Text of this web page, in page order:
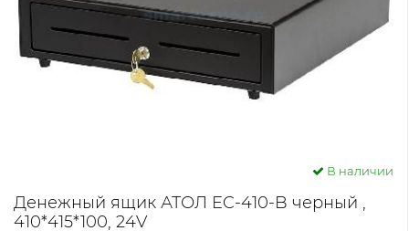
В наличии
Денежный ящик АТОЛ EC-410-B черный ,
410*415*100, 24V